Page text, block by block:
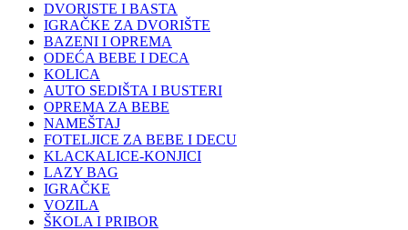
DVORISTE I BASTA
IGRAČKE ZA DVORIŠTE
BAZENI I OPREMA
ODEĆA BEBE I DECA
KOLICA
AUTO SEDIŠTA I BUSTERI
OPREMA ZA BEBE
NAMEŠTAJ
FOTELJICE ZA BEBE I DECU
KLACKALICE-KONJICI
LAZY BAG
IGRAČKE
VOZILA
ŠKOLA I PRIBOR